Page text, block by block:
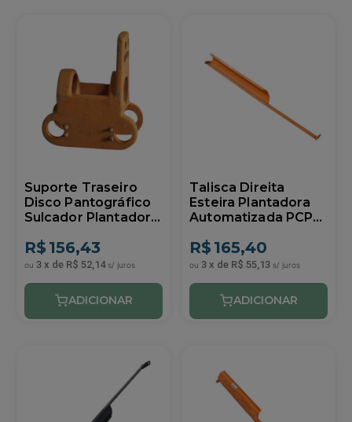
Suporte Traseiro
Disco Pantográfico
Sulcador Plantadora
R$ 156,43
3 x de R$ 52,14
Talisca Direita
Esteira Plantadora
Automatizada PCP
R$ 165,40
3 x de R$ 55,13